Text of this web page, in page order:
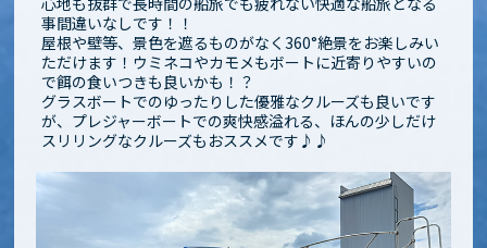
事間違いなしです！！
屋根や壁等、景色を遮るものがなく360°絶景をお楽しみい
ただけます！ウミネコやカモメもボートに近寄りやすいの
で餌の食いつきも良いかも！？
グラスボートでのゆったりした優雅なクルーズも良いです
が、プレジャーボートでの爽快感溢れる、ほんの少しだけ
スリリングなクルーズもおススメです♪♪